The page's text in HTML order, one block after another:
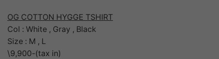
OG COTTON HYGGE TSHIRT
Col : White , Gray , Black
Size : M , L
\9,900-(tax in)